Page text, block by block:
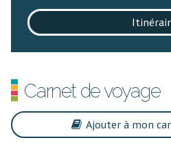
Carnet de voyage
Ajouter à mon